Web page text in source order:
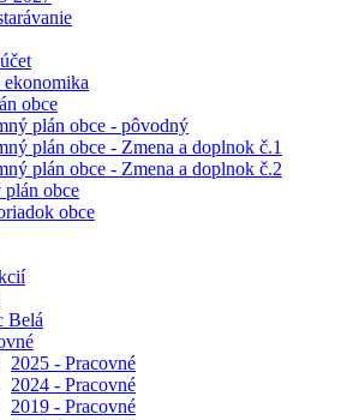
ekonomika
obce
plán obce - pôvodný
plán obce - Zmena a doplnok č.1
plán obce - Zmena a doplnok č.2
obce
obce
Belá
2025 - Pracovné
2024 - Pracovné
2019 - Pracovné